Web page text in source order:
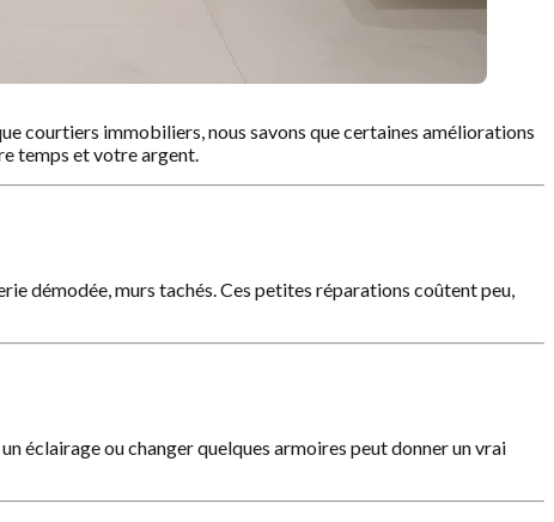
courtiers immobiliers, nous savons que certaines améliorations
temps et votre argent.
démodée, murs tachés. Ces petites réparations coûtent peu,
éclairage ou changer quelques armoires peut donner un vrai